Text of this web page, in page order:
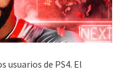
usuarios de PS4. El